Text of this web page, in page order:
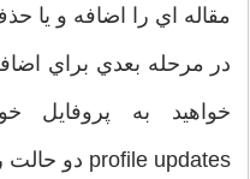
مقاله اي را اضافه و یا
در مرحله بعدي براي
خواهید به پروفایل
profile updates دو حالت را می توانید انتخاب کنید.